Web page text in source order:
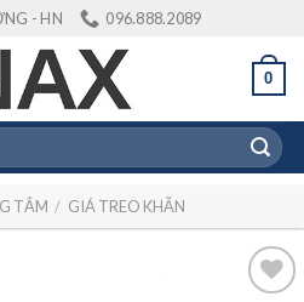
- HN 096.888.2089
0
TẮM / GIÁ TREO KHĂN